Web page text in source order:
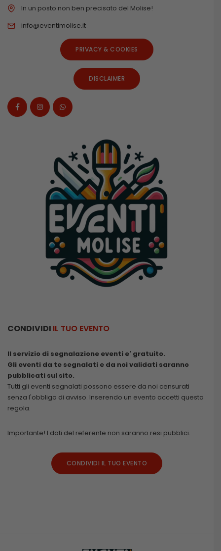
In un posto non ben precisato del Molise!
info@eventimolise.it
PRIVACY & COOKIES
DISCLAIMER
CONDIVIDI IL TUO EVENTO
Il servizio di segnalazione eventi e' gratuito.
Gli eventi da te segnalati e da noi validati saranno
pubblicati sul sito.
Tutti gli eventi segnalati possono essere da noi censurati
senza l'obbligo di avviso. Inserendo un evento accetti questa
regola.
Importante! I dati del referente non saranno resi pubblici.
CONDIVIDI IL TUO EVENTO